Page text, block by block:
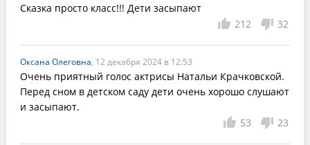
Сказка просто класс!!! Дети засыпают
212
32
Оксана Олеговна, 12 декабря 2024 в 12:53
Очень приятный голос актрисы Натальи Крачковской.
Перед сном в детском саду дети очень хорошо слушают
и засыпают.
53
23